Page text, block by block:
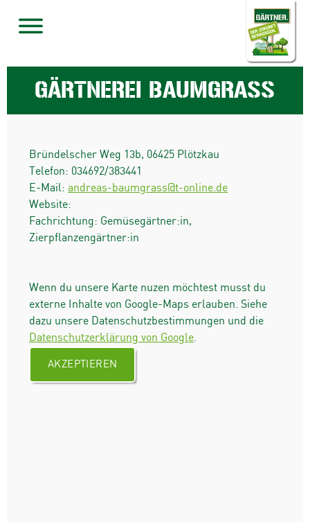
GÄRTNEREI BAUMGRASS
Bründelscher Weg 13b, 06425 Plötzkau
Telefon: 034692/383441
E-Mail: andreas-baumgrass@t-online.de
Website:
Fachrichtung: Gemüsegärtner:in,
Zierpflanzengärtner:in
Wenn du unsere Karte nuzen möchtest musst du
externe Inhalte von Google-Maps erlauben. Siehe
dazu unsere Datenschutzbestimmungen und die
Datenschutzerklärung von Google.
AKZEPTIEREN